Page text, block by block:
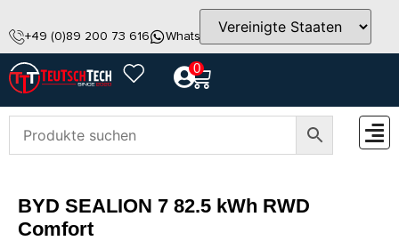
+49 (0)89 200 73 616 WhatsApp info@teutschtech.com
0
BYD SEALION 7 82.5 kWh RWD
Comfort